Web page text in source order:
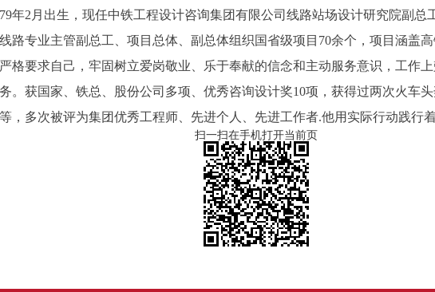
年2月出生，现任中铁工程设计咨询集团有限公司线路站场设计研究院副总
路专业主管副总工、项目总体、副总体组织国省级项目70余个，项目涵盖
格要求自己，牢固树立爱岗敬业、乐于奉献的信念和主动服务意识，工作
。获国家、铁总、股份公司多项、优秀咨询设计奖10项，获得过两次火车
，多次被评为集团优秀工程师、先进个人、先进工作者.他用实际行动践行
扫一扫在手机打开当前页